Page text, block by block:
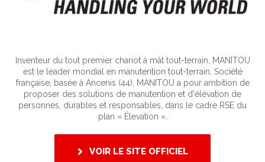
Inventeur du tout premier chariot à mât tout-terrain, MANITOU
est le leader mondial en manutention tout-terrain. Société
française, basée à Ancenis (44), MANITOU a pour ambition de
proposer des solutions de manutention et d'élévation de
personnes, durables et responsables, dans le cadre RSE du
plan « Élevation ».
VOIR LE SITE OFFICIEL